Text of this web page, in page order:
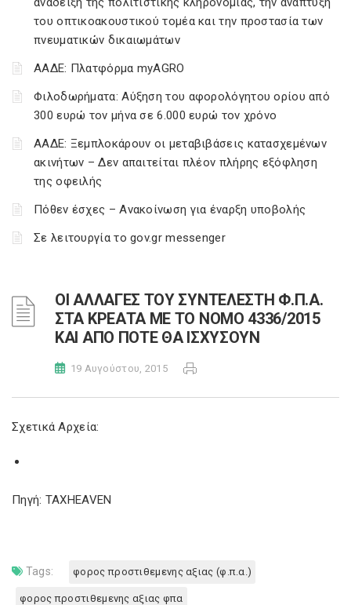
του οπτικοακουστικού τομέα και την προστασία των
πνευματικών δικαιωμάτων
ΑΑΔΕ: Πλατφόρμα myAGRO
Φιλοδωρήματα: Αύξηση του αφορολόγητου ορίου από
300 ευρώ τον μήνα σε 6.000 ευρώ τον χρόνο
ΑΑΔΕ: Ξεμπλοκάρουν οι μεταβιβάσεις κατασχεμένων
ακινήτων – Δεν απαιτείται πλέον πλήρης εξόφληση
της οφειλής
Πόθεν έσχες – Ανακοίνωση για έναρξη υποβολής
Σε λειτουργία το gov.gr messenger
ΟΙ ΑΛΛΑΓΕΣ ΤΟΥ ΣΥΝΤΕΛΕΣΤΗ Φ.Π.Α.
ΣΤΑ ΚΡΕΑΤΑ ΜΕ ΤΟ ΝΟΜΟ 4336/2015
ΚΑΙ ΑΠΟ ΠΟΤΕ ΘΑ ΙΣΧΥΣΟΥΝ
19 Αυγούστου, 2015
Σχετικά Αρχεία:
Πηγή: TAXHEAVEN
Tags: φορος προστιθεμενης αξιας (φ.π.α.)
φορος προστιθεμενης αξιας φπα